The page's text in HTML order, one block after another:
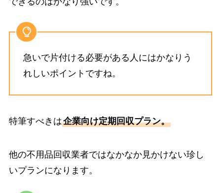
急いで片付ける必要がある人にはかなりう
れしいポイントですね。
特筆すべきは企業向け定期回収プラン。
他の不用品回収業者ではなかなか見かけない珍し
いプランになります。